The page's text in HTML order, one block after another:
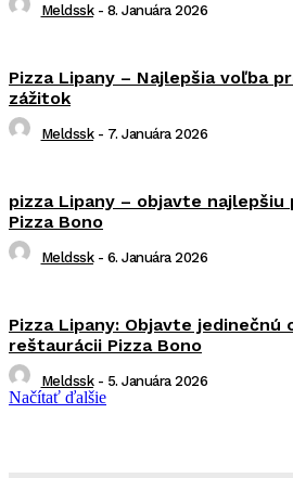
Meldssk - 8. Januára 2026
Pizza Lipany – Najlepšia voľba
zážitok
Meldssk - 7. Januára 2026
pizza Lipany – objavte
Pizza Bono
Meldssk - 6. Januára 2026
Pizza Lipany: Objavte
reštaurácii Pizza Bono
Meldssk - 5. Januára 2026
Načítať ďalšie